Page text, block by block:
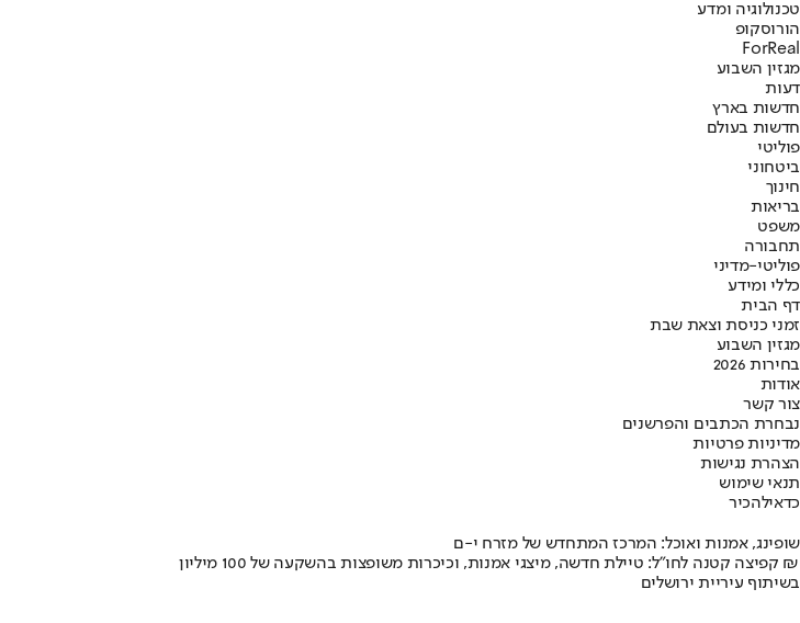
טכנולוגיה ומדע
הורוסקופ
ForReal
מגזין השבוע
דעות
חדשות בארץ
חדשות בעולם
פוליטי
ביטחוני
חינוך
בריאות
משפט
תחבורה
פוליטי-מדיני
כללי ומידע
דף הבית
זמני כניסת וצאת שבת
מגזין השבוע
בחירות 2026
אודות
צור קשר
נבחרת הכתבים והפרשנים
מדיניות פרטיות
הצהרת נגישות
תנאי שימוש
כדאילהכיר
שופינג, אמנות ואוכל: המרכז המתחדש של מזרח י-ם
קפיצה קטנה לחו"ל: טיילת חדשה, מיצגי אמנות, וכיכרות משופצות בהשקעה של 100 מיליון ₪
בשיתוף עיריית ירושלים